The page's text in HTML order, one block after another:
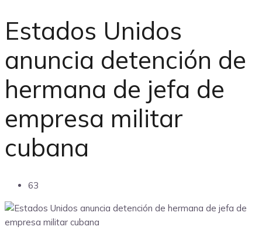
Estados Unidos
anuncia detención de
hermana de jefa de
empresa militar
cubana
63